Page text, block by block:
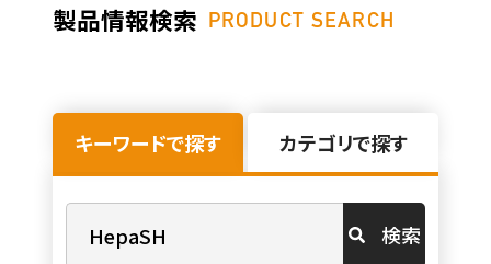
製品情報検索 PRODUCT SEARCH
キーワードで探す カテゴリで探す
検索